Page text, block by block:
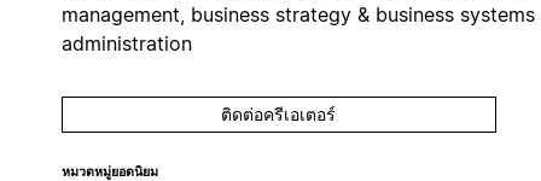
management, business strategy & business systems
administration
ติดต่อครีเอเตอร์
หมวดหมู่ยอดนิยม